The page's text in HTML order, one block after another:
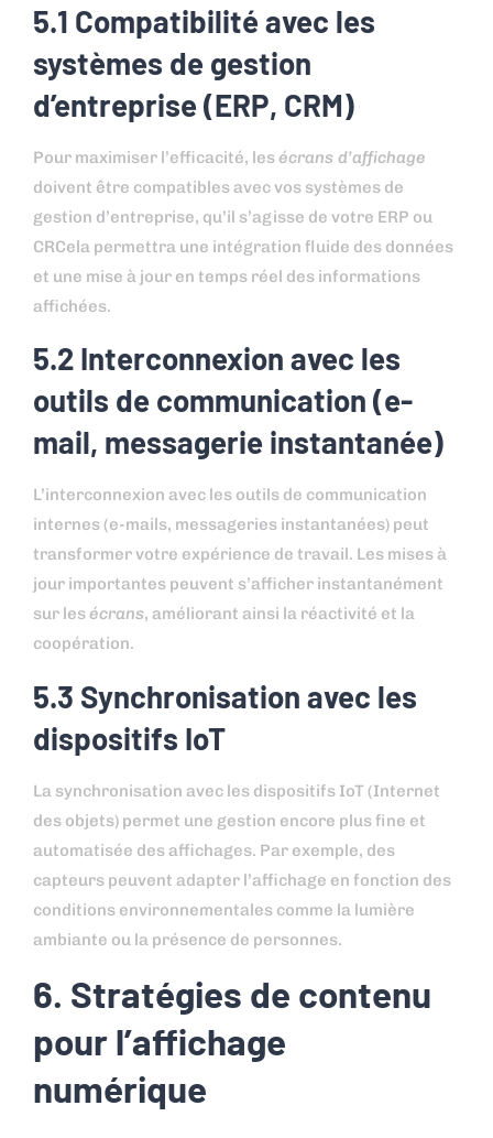
5.1 Compatibilité avec les
systèmes de gestion
d’entreprise (ERP, CRM)
Pour maximiser l’efficacité, lesécrans d’affichage
doivent être compatibles avec vos systèmes de
gestion d’entreprise, qu’il s’agisse de votre ERP ou
CRCela permettra une intégration fluide des données
et une mise à jour en temps réel des informations
affichées.
5.2 Interconnexion avec les
outils de communication (e-
mail, messagerie instantanée)
L’interconnexion avec les outils de communication
internes (e-mails, messageries instantanées) peut
transformer votre expérience de travail. Les mises à
jour importantes peuvent s’afficher instantanément
sur lesécrans, améliorant ainsi la réactivité et la
coopération.
5.3 Synchronisation avec les
dispositifs IoT
La synchronisation avec les dispositifs IoT (Internet
des objets) permet une gestion encore plus fine et
automatisée des affichages. Par exemple, des
capteurs peuvent adapter l’affichage en fonction des
conditions environnementales comme la lumière
ambiante ou la présence de personnes.
6. Stratégies de contenu
pour l’affichage
numérique